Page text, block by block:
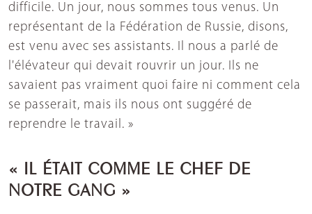
difficile. Un jour, nous sommes tous venus. Un
représentant de la Fédération de Russie, disons,
est venu avec ses assistants. Il nous a parlé de
l'élévateur qui devait rouvrir un jour. Ils ne
savaient pas vraiment quoi faire ni comment cela
se passerait, mais ils nous ont suggéré de
reprendre le travail. »
« IL ÉTAIT COMME LE CHEF DE
NOTRE GANG »